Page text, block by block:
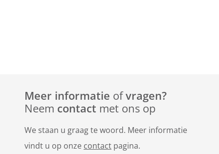
Meer informatie ofvragen?
Neem contact met ons op
We staan u graag te woord. Meer informatie
vindt u op onze contact pagina.